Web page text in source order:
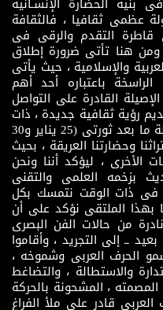
عظمى ثقافيا ، فالثقافة
التقدم والرقى فى
ومن هنا تأتى ضرورة إطلاق
والإسلامية ، حيث يأتى
باعتباره أحد أهم
القادرة على التواصل
رؤية ثقافية جديدة ، ذات
مضمون ثقافى قادر على إثراء مرحلة ما بعد ثورتى (25 يناير و30
وحضارتنا العريقة ، بحيث
الأخرى ، ليؤكد أننا ونحن
بزخمه العلمى والتقنى
فى ذات الوقت نتمسك بكل
بهذا الملتقى نؤكد على أن
من حالات الفن البصرى
ــ إلى التجريد ، وأقاموا
الحرف العربى وشموخه ،
والاستطالة ، والتضاغط
، المشحونة بالحركة
قادر على ملأ الفراغ